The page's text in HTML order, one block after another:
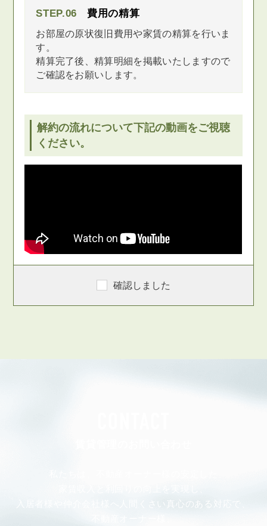
STEP.06 費用の精算
お部屋の原状復旧費用や家賃の精算を行いま
す。
精算完了後、精算明細を掲載いたしますので
ご確認をお願いします。
解約の流れについて下記の動画をご視聴
ください。
確認しました
入居者様や仲介会社様へ人間くさい真心のある対応で、